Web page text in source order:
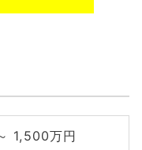
1,500万円